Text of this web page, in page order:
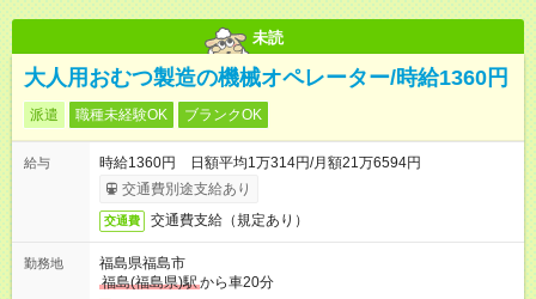
未読
大人用おむつ製造の機械オペレーター/時給1360円
派遣 職種未経験OK ブランクOK
給与
時給1360円 日額平均1万314円/月額21万6594円
交通費別途支給あり
交通費 交通費支給（規定あり）
勤務地
福島県福島市
福島(福島県)駅から車20分